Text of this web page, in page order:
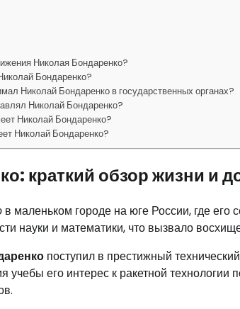
Николая Бондаренко?
Бондаренко?
Николай Бондаренко в государственных органах?
Николай Бондаренко?
Николай Бондаренко?
Николай Бондаренко?
краткий обзор жизни и
в маленьком городе на юге России, где
науки и математики, что вызвало
поступил в престижный
учебы его интерес к ракетной